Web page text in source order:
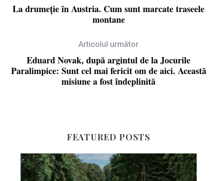
La drumeție în Austria. Cum sunt marcate traseele
montane
Articolul următor
Eduard Novak, după argintul de la Jocurile
Paralimpice: Sunt cel mai fericit om de aici. Această
misiune a fost îndeplinită
FEATURED POSTS